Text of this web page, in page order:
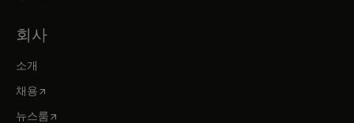
회사
소개
채용새 탭에서 열림
뉴스룸새 탭에서 열림